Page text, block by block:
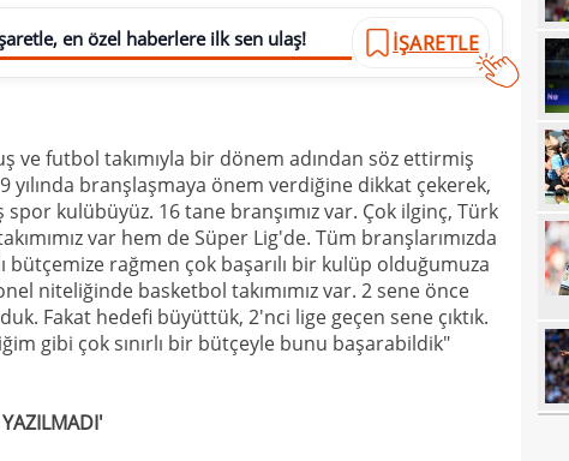
en özel haberlere ilk sen ulaş! İŞARETLE
ve futbol takımıyla bir dönem adından söz ettirmiş
yılında branşlaşmaya önem verdiğine dikkat çekerek,
kulübüyüz. 16 tane branşımız var. Çok ilginç, Türk
var hem de Süper Lig'de. Tüm branşlarımızda
bütçemize rağmen çok başarılı bir kulüp olduğumuza
niteliğinde basketbol takımımız var. 2 sene önce
Fakat hedefi büyüttük, 2'nci lige geçen sene çıktık.
gibi çok sınırlı bir bütçeyle bunu başarabildik"
5